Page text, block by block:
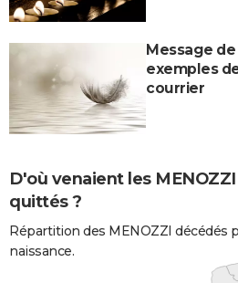
Message
exemples
courrier
D'où venaient les
quittés ?
Répartition des MENOZZI décédés
naissance.